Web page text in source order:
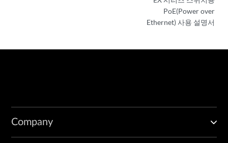
PoE(Power over
Ethernet) 사용 설명서
Company